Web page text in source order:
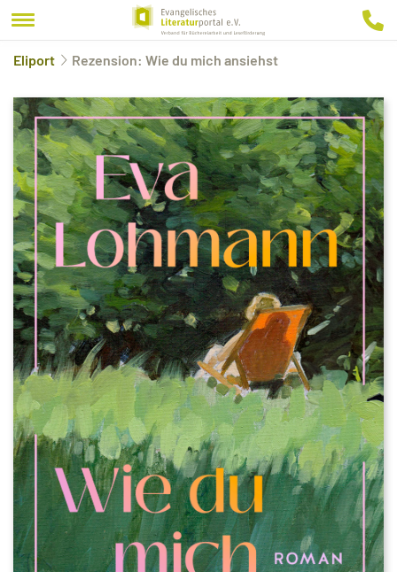
Eliport Rezension: Wie du mich ansiehst